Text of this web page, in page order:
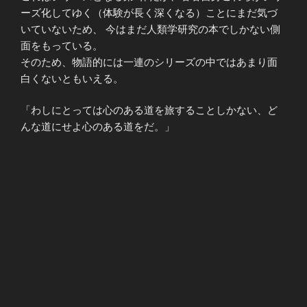
ーズ化してゆく（体験が長く深くなる）ことにまだ気づ
いていないため、 今はまだ人類学研究の本でしかない側
面をもっている。
そのため、物語的には一連のシリーズの中ではあまり面
白くないともいえる。
「わしにとっては心のある道を旅することしかない、ど
んな道にせよ心のある道をだ。」